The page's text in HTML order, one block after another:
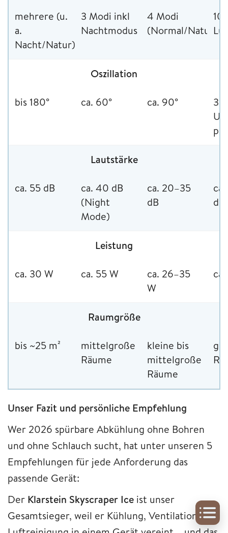
mehrere (u.
a.
Nacht/Natur)
3 Modi inkl
Nachtmodus
4 Modi
(Normal/Natural/
10
Oszillation
bis 180° ca. 60° ca. 90°
3
Lautstärke
ca. 55 dB
ca. 40 dB
(Night
Mode)
ca. 20–35
dB
dB
Leistung
ca. 30 W ca. 55 W
ca. 26–35
W
Raumgröße
bis ~25 m²
mittelgroße
Räume
kleine bis
mittelgroße
Räume
Unser Fazit und persönliche Empfehlung
Wer 2026 spürbare Abkühlung ohne Bohren
und ohne Schlauch sucht, hat unter unseren 5
Empfehlungen für jede Anforderung das
passende Gerät:
Der Klarstein Skyscraper Ice ist unser
Gesamtsieger, weil er Kühlung, Ventilation und